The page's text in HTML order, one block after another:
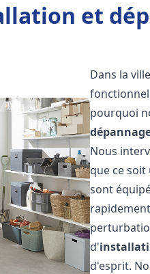
et
Dans la
pourquoi
Nous
que ce
sont
d'
d'esprit.